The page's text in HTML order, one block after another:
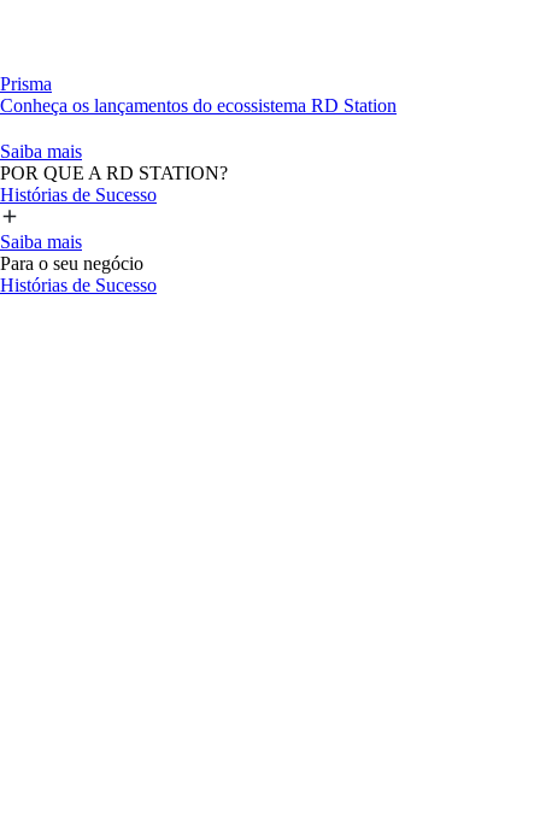
Prisma
Conheça os lançamentos do ecossistema RD Station
Saiba mais
POR QUE A RD STATION?
Histórias de Sucesso
Saiba mais
Para o seu negócio
Histórias de Sucesso